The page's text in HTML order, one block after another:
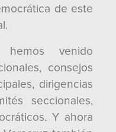
de este
venido
consejos
dirigencias
seccionales,
Y ahora